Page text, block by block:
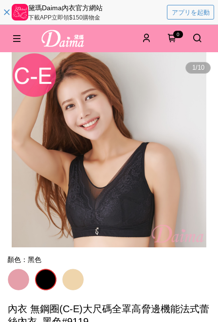
黛瑪Daima內衣官方網站
下載APP立即領$150購物金
アプリを起動
0
1/10
顏色：黑色
內衣 無鋼圈(C-E)大尺碼全罩高脅邊機能法式蕾